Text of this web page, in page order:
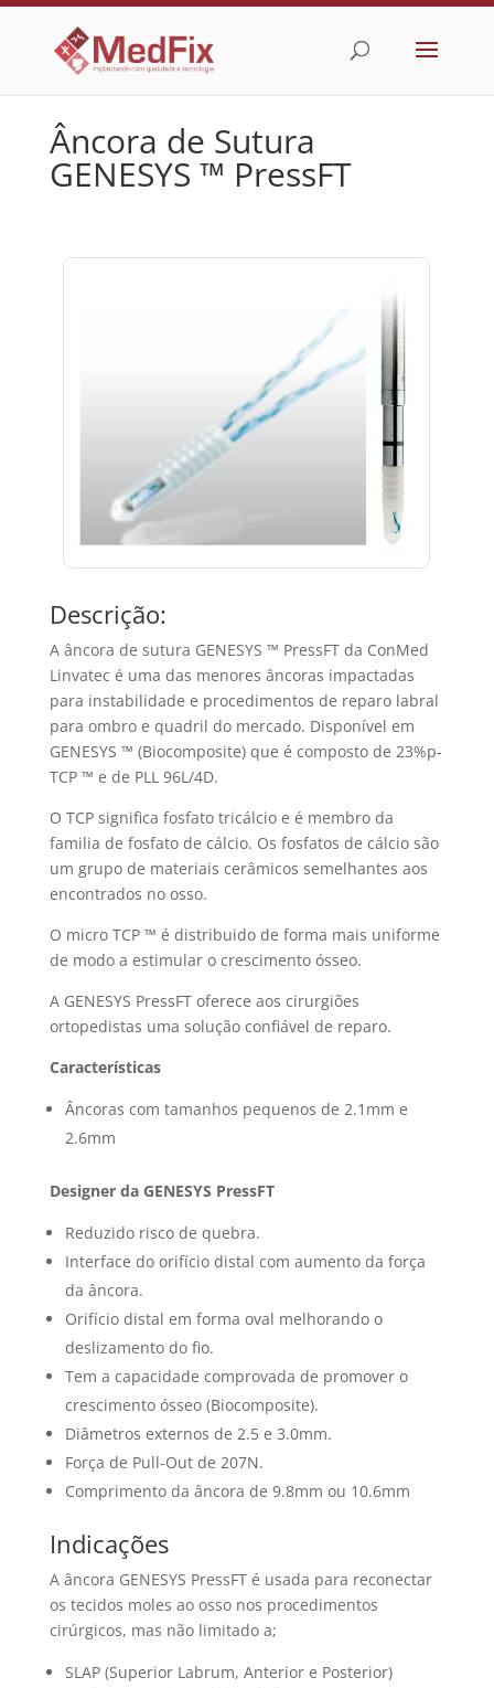
Âncora de Sutura
GENESYS ™ PressFT
Descrição:
A âncora de sutura GENESYS ™ PressFT da ConMed
Linvatec é uma das menores âncoras impactadas
para instabilidade e procedimentos de reparo labral
para ombro e quadril do mercado. Disponível em
GENESYS ™ (Biocomposite) que é composto de 23%p-
TCP ™ e de PLL 96L/4D.
O TCP significa fosfato tricálcio e é membro da
familia de fosfato de cálcio. Os fosfatos de cálcio são
um grupo de materiais cerâmicos semelhantes aos
encontrados no osso.
O micro TCP ™ é distribuido de forma mais uniforme
de modo a estimular o crescimento ósseo.
A GENESYS PressFT oferece aos cirurgiões
ortopedistas uma solução confiável de reparo.
Características
Âncoras com tamanhos pequenos de 2.1mm e
2.6mm
Designer da GENESYS PressFT
Reduzido risco de quebra.
Interface do orifício distal com aumento da força
da âncora.
Orifício distal em forma oval melhorando o
deslizamento do fio.
Tem a capacidade comprovada de promover o
crescimento ósseo (Biocomposite).
Diâmetros externos de 2.5 e 3.0mm.
Força de Pull-Out de 207N.
Comprimento da âncora de 9.8mm ou 10.6mm
Indicações
A âncora GENESYS PressFT é usada para reconectar
os tecidos moles ao osso nos procedimentos
cirúrgicos, mas não limitado a;
SLAP (Superior Labrum, Anterior e Posterior)